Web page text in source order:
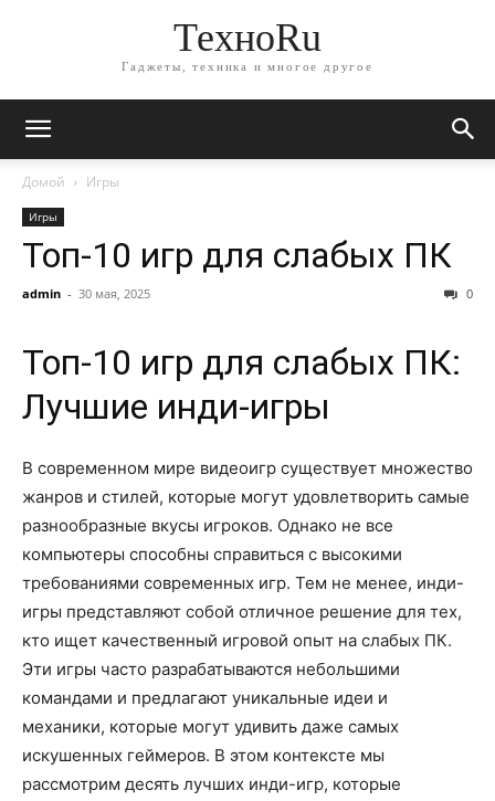
ТехноRu
Гаджеты, техника и многое другое
Домой Игры
Игры
Топ-10 игр для слабых ПК
admin - 30 мая, 2025 0
Топ-10 игр для слабых ПК:
Лучшие инди-игры
В современном мире видеоигр существует множество
жанров и стилей, которые могут удовлетворить самые
разнообразные вкусы игроков. Однако не все
компьютеры способны справиться с высокими
требованиями современных игр. Тем не менее, инди-
игры представляют собой отличное решение для тех,
кто ищет качественный игровой опыт на слабых ПК.
Эти игры часто разрабатываются небольшими
командами и предлагают уникальные идеи и
механики, которые могут удивить даже самых
искушенных геймеров. В этом контексте мы
рассмотрим десять лучших инди-игр, которые